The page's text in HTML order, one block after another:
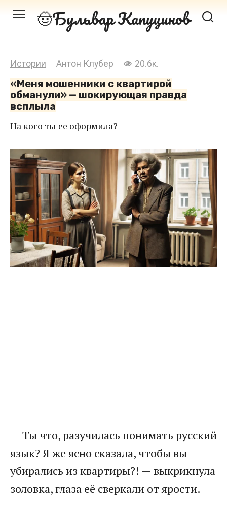
Перейти Бульвар Капуцинов
Истории Антон Клубер 20.6к.
«Меня мошенники с квартирой
обманули» — шокирующая правда
всплыла
На кого ты ее оформила?
— Ты что, разучилась понимать русский
язык? Я же ясно сказала, чтобы вы
убирались из квартиры?! — выкрикнула
золовка, глаза её сверкали от ярости.